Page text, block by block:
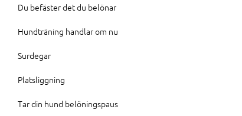
Du befäster det du belönar
Hundträning handlar om nu
Surdegar
Platsliggning
Tar din hund belöningspaus